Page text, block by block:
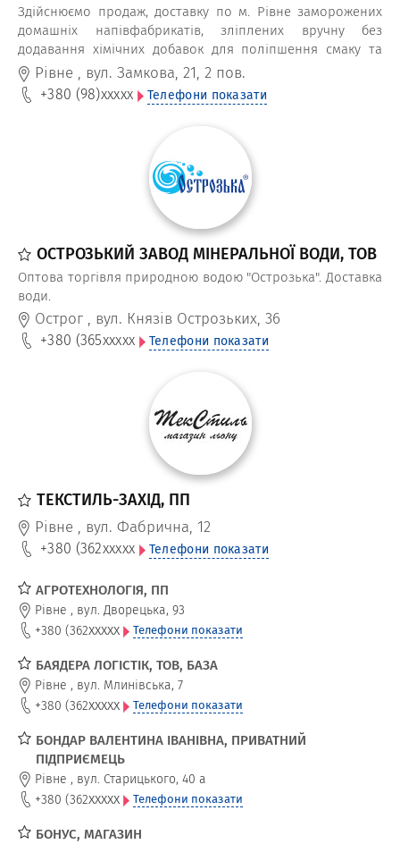
Здійснюємо продаж, доставку по м. Рівне заморожених
домашніх напівфабрикатів, зліплених вручну без
додавання хімічних добавок для поліпшення смаку та
збільшення терміну придатності за доступною ціною.
Рівне , вул. Замкова, 21, 2 пов.
+380 (98)xxxxx Телефони показати
ОСТРОЗЬКИЙ ЗАВОД МІНЕРАЛЬНОЇ ВОДИ, ТОВ
Оптова торгівля природною водою "Острозька". Доставка
води.
Острог , вул. Князів Острозьких, 36
+380 (365xxxxx Телефони показати
ТЕКСТИЛЬ-ЗАХІД, ПП
Рівне , вул. Фабрична, 12
+380 (362xxxxx Телефони показати
АГРОТЕХНОЛОГІЯ, ПП
Рівне , вул. Дворецька, 93
+380 (362xxxxx Телефони показати
БАЯДЕРА ЛОГІСТІК, ТОВ, БАЗА
Рівне , вул. Млинівська, 7
+380 (362xxxxx Телефони показати
БОНДАР ВАЛЕНТИНА ІВАНІВНА, ПРИВАТНИЙ
ПІДПРИЄМЕЦЬ
Рівне , вул. Старицького, 40 а
+380 (362xxxxx Телефони показати
БОНУС, МАГАЗИН